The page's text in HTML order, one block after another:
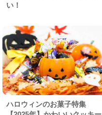
い！
ハロウィンのお菓子特集